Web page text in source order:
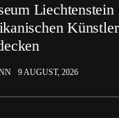
Liechtenstein
9 AUGUST, 2026